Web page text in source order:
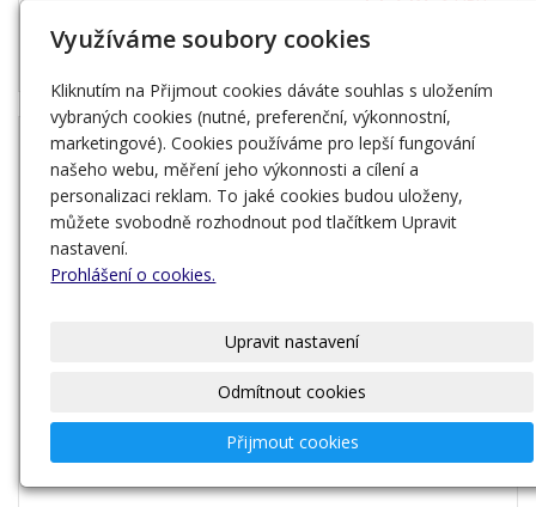
Křížovky na léto
Využíváme soubory cookies
Kliknutím na Přijmout cookies dáváte souhlas s uložením
vybraných cookies (nutné, preferenční, výkonnostní,
marketingové). Cookies používáme pro lepší fungování
našeho webu, měření jeho výkonnosti a cílení a
personalizaci reklam. To jaké cookies budou uloženy,
můžete svobodně rozhodnout pod tlačítkem Upravit
nastavení.
Prohlášení o cookies.
Upravit nastavení
Odmítnout cookies
Přijmout cookies